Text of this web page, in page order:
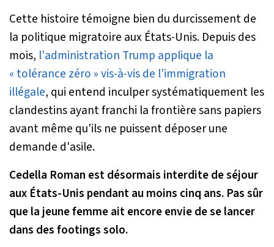
Cette histoire témoigne bien du durcissement de
la politique migratoire aux États-Unis. Depuis des
mois, l'administration Trump applique la
« tolérance zéro » vis-à-vis de l'immigration
illégale, qui entend inculper systématiquement les
clandestins ayant franchi la frontière sans papiers
avant même qu'ils ne puissent déposer une
demande d'asile.
Cedella Roman est désormais interdite de séjour
aux États-Unis pendant au moins cinq ans. Pas sûr
que la jeune femme ait encore envie de se lancer
dans des footings solo.